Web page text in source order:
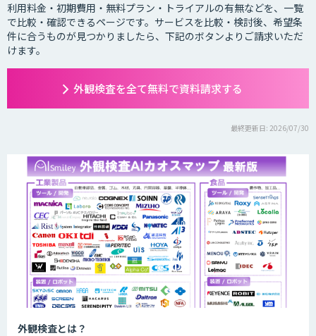
利用料金・初期費用・無料プラン・トライアルの有無などを、一覧
で比較・確認できるページです。サービスを比較・検討後、希望条
件に合うものが見つかりましたら、下記のボタンよりご請求いただ
けます。
外観検査を全て無料で資料請求する
最終更新日: 2026/07/30
外観検査とは？